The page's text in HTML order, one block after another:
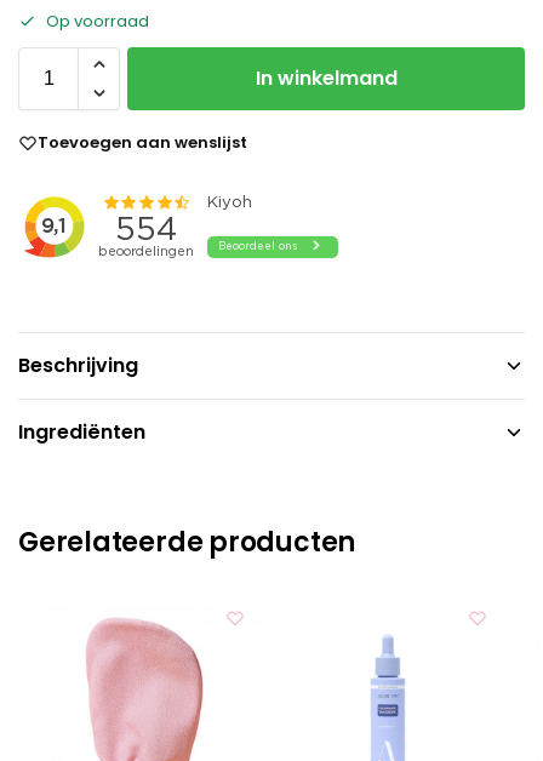
Op voorraad
In winkelmand
Toevoegen aan wenslijst
Beschrijving
Ingrediënten
Gerelateerde producten